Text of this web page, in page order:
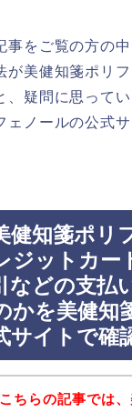
事をご覧の方の
が美健知箋ポリ
、疑問に思って
ェノールの公式
健知箋ポリ
ジットカー
などの支払
かを美健知
サイトで確
ちらの記事では